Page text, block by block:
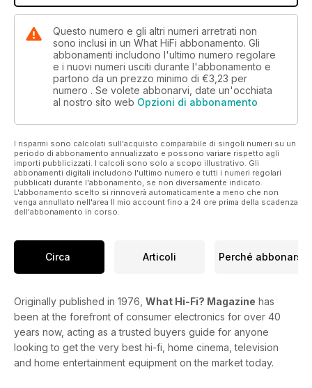
Questo numero e gli altri numeri arretrati non
sono inclusi in un What HiFi abbonamento. Gli
abbonamenti includono l'ultimo numero regolare
e i nuovi numeri usciti durante l'abbonamento e
partono da un prezzo minimo di €3,23 per
numero . Se volete abbonarvi, date un'occhiata
al nostro sito web Opzioni di abbonamento
I risparmi sono calcolati sull'acquisto comparabile di singoli numeri su un
periodo di abbonamento annualizzato e possono variare rispetto agli
importi pubblicizzati. I calcoli sono solo a scopo illustrativo. Gli
abbonamenti digitali includono l'ultimo numero e tutti i numeri regolari
pubblicati durante l'abbonamento, se non diversamente indicato.
L'abbonamento scelto si rinnoverà automaticamente a meno che non
venga annullato nell'area Il mio account fino a 24 ore prima della scadenza
dell'abbonamento in corso.
Circa Articoli Perché abbonarsi
Originally published in 1976, What Hi-Fi? Magazine has
been at the forefront of consumer electronics for over 40
years now, acting as a trusted buyers guide for anyone
looking to get the very best hi-fi, home cinema, television
and home entertainment equipment on the market today.